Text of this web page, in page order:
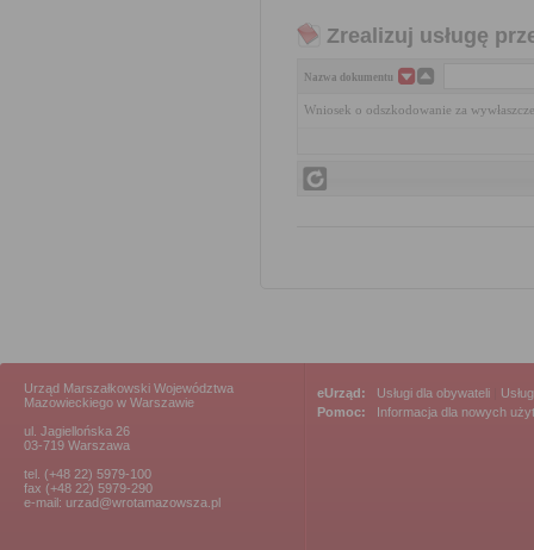
Zrealizuj usługę
Nazwa dokumentu
Wniosek o odszkodowanie za
Urząd Marszałkowski Województwa
Mazowieckiego w Warszawie
ul. Jagiellońska 26
03-719 Warszawa
tel. (+48 22) 5979-100
fax (+48 22) 5979-290
e-mail: urzad@wrotamazowsza.pl
eUrząd: Usługi dla obywateli
Pomoc:
Informacja dla nowych